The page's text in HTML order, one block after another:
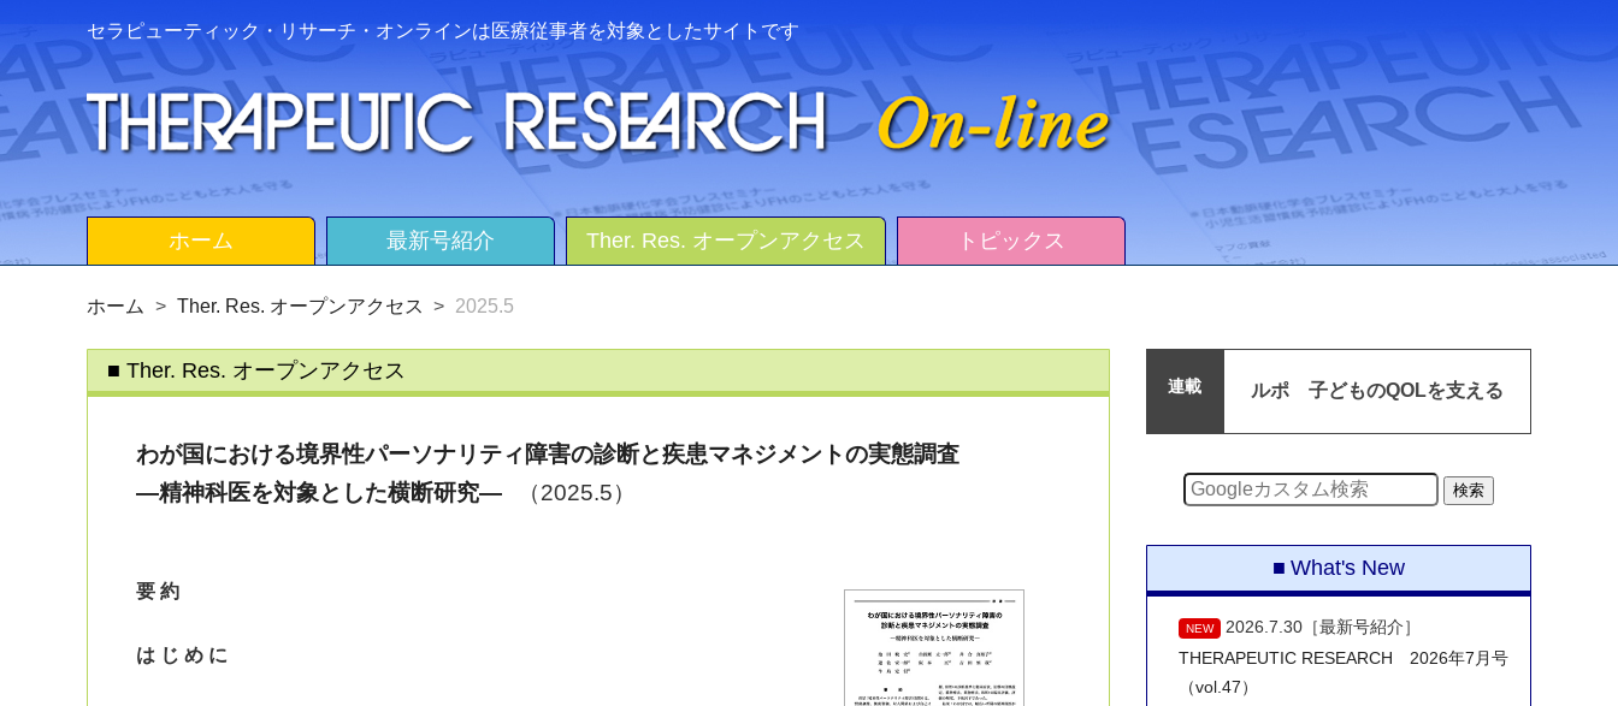
セラピューティック・リサーチ・オンラインは医療従事者を対象としたサイトです
ホーム 最新号紹介 Ther. Res. オープンアクセス トピックス
ホーム Ther. Res. オープンアクセス 2025.5
Ther. Res. オープンアクセス
わが国における境界性パーソナリティ障害の診断と疾患マネジメントの実態調査
―精神科医を対象とした横断研究―
（2025.5）
要 約
は じ め に
連載 ルポ 子どものQOLを支える
What's New
NEW 2026.7.30［最新号紹介］
THERAPEUTIC RESEARCH 2026年7月号
（vol.47）